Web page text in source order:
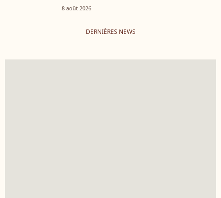
8 août 2026
DERNIÈRES NEWS